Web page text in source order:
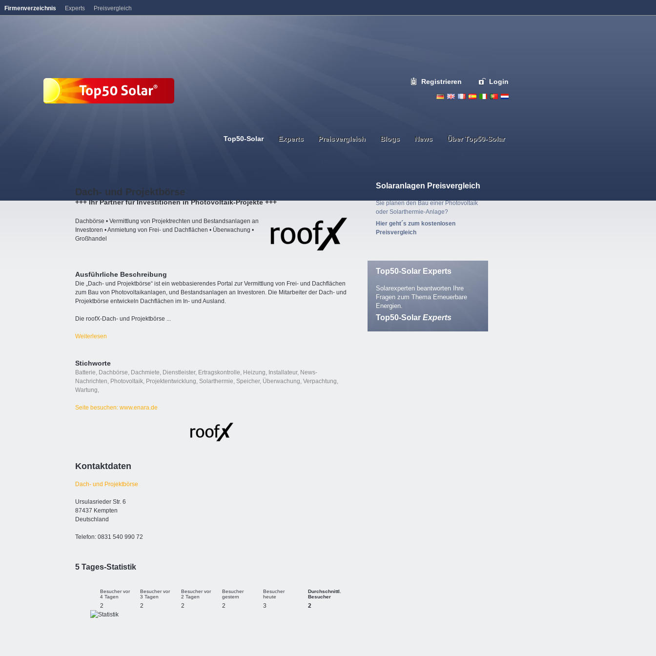
Registrieren Login
Top50-Solar Experts Preisvergleich Blogs News Über Top50-Solar
Dach- und Projektbörse
+++ Ihr Partner für Investitionen in Photovoltaik-Projekte +++
Dachbörse • Vermittlung von Projektrechten und Bestandsanlagen an
Investoren • Anmietung von Frei- und Dachflächen • Überwachung •
Großhandel
Ausführliche Beschreibung
Die „Dach- und Projektbörse“ ist ein webbasierendes Portal zur Vermittlung von Frei- und Dachflächen
zum Bau von Photovoltaikanlagen, und Bestandsanlagen an Investoren. Die Mitarbeiter der Dach- und
Projektbörse entwickeln Dachflächen im In- und Ausland.
Die roofX-Dach- und Projektbörse ...
Weiterlesen
Stichworte
Batterie, Dachbörse, Dachmiete, Dienstleister, Ertragskontrolle, Heizung, Installateur, News-
Nachrichten, Photovoltaik, Projektentwicklung, Solarthermie, Speicher, Überwachung, Verpachtung,
Wartung,
Seite besuchen: www.enara.de
Kontaktdaten
Dach- und Projektbörse
Ursulasrieder Str. 6
87437 Kempten
Deutschland
Telefon: 0831 540 990 72
5 Tages-Statistik
Besucher vor
4 Tagen
Besucher vor
3 Tagen
Besucher vor
2 Tagen
Besucher
gestern
Besucher
heute
Durchschnittl.
Besucher
2 2 2 2 3 2
Solaranlagen Preisvergleich
Sie planen den Bau einer Photovoltaik
oder Solarthermie-Anlage?
Hier geht´s zum kostenlosen
Preisvergleich
Top50-Solar Experts
Solarexperten beantworten Ihre
Fragen zum Thema Erneuerbare
Energien.
Top50-Solar Experts
Firmenverzeichnis Experts Preisvergleich